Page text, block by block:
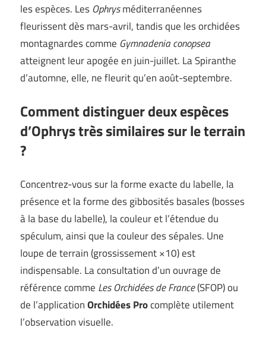
les espèces. Les Ophrysméditerranéennes
fleurissent dès mars-avril, tandis que les orchidées
montagnardes comme Gymnadenia conopsea
atteignent leur apogée en juin-juillet. La Spiranthe
d’automne, elle, ne fleurit qu’en août-septembre.
Comment distinguer deux espèces
d’Ophrys très similaires sur le terrain
?
Concentrez-vous sur la forme exacte du labelle, la
présence et la forme des gibbosités basales (bosses
à la base du labelle), la couleur et l’étendue du
spéculum, ainsi que la couleur des sépales. Une
loupe de terrain (grossissement ×10) est
indispensable. La consultation d’un ouvrage de
référence comme Les Orchidées de France(SFOP) ou
de l’applicationOrchidées Procomplète utilement
l’observation visuelle.